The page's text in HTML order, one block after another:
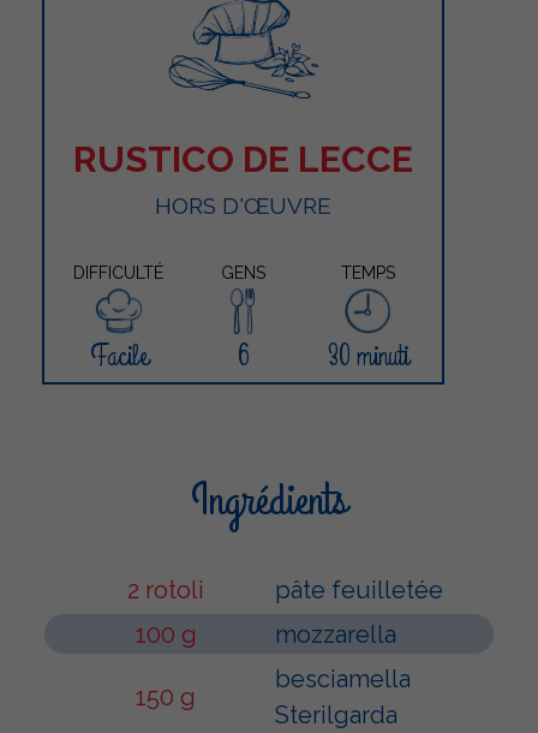
RUSTICO DE LECCE
HORS D'ŒUVRE
DIFFICULTÉ GENS TEMPS
Facile 6 30 minuti
Ingrédients
2 rotoli
pâte feuilletée
100 g
mozzarella
150 g
besciamella
Sterilgarda